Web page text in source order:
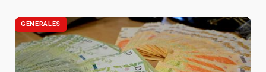
GENERALES